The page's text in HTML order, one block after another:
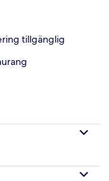
tillgänglig